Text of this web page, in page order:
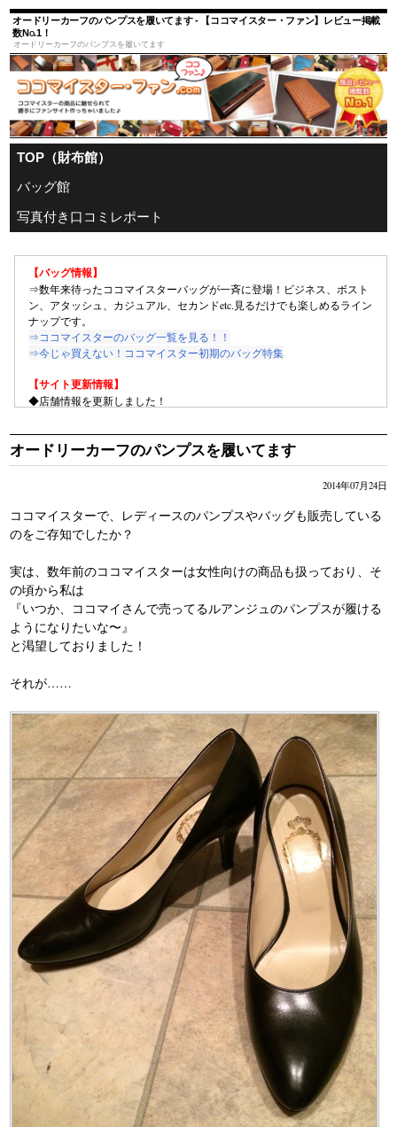
オードリーカーフのパンプスを履いてます - 【ココマイスター・ファン】レビュー掲載
数No.1！
オードリーカーフのパンプスを履いてます
TOP（財布館）
バッグ館
写真付き口コミレポート
【バッグ情報】
⇒数年来待ったココマイスターバッグが一斉に登場！ビジネス、ボスト
ン、アタッシュ、カジュアル、セカンドetc.見るだけでも楽しめるライン
ナップです。
⇒ココマイスターのバッグ一覧を見る！！
⇒今じゃ買えない！ココマイスター初期のバッグ特集
【サイト更新情報】
◆店舗情報を更新しました！
ト！
◆商品の口コミレビューを更新しました！
オードリーカーフのパンプスを履いてます
2014年07月24日
ココマイスターで、レディースのパンプスやバッグも販売している
のをご存知でしたか？
実は、数年前のココマイスターは女性向けの商品も扱っており、そ
の頃から私は
『いつか、ココマイさんで売ってるルアンジュのパンプスが履ける
ようになりたいな〜』
と渇望しておりました！
それが……